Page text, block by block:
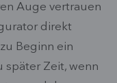
Auge vertrauen
direkt
Beginn ein
später Zeit, wenn